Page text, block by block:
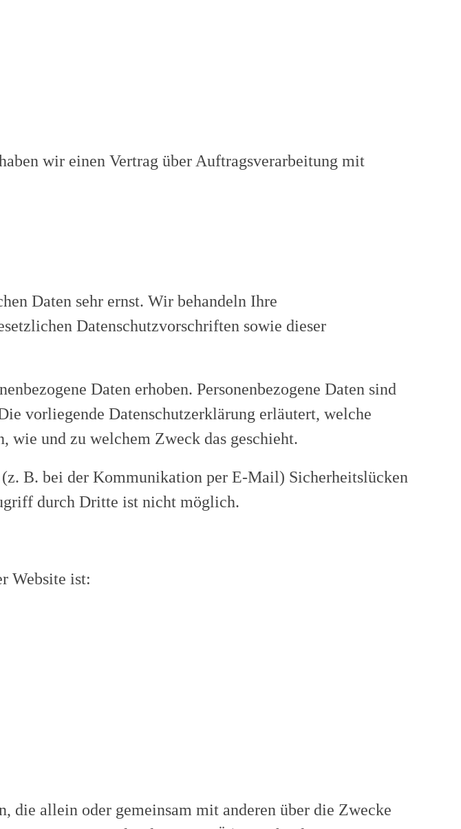
wir einen Vertrag über Auftragsverarbeitung mit
Daten sehr ernst. Wir behandeln Ihre
Datenschutzvorschriften sowie dieser
Daten erhoben. Personenbezogene Daten sind
vorliegende Datenschutzerklärung erläutert, welche
wie und zu welchem Zweck das geschieht.
B. bei der Kommunikation per E-Mail) Sicherheitslücken
durch Dritte ist nicht möglich.
Website ist:
die allein oder gemeinsam mit anderen über die Zwecke